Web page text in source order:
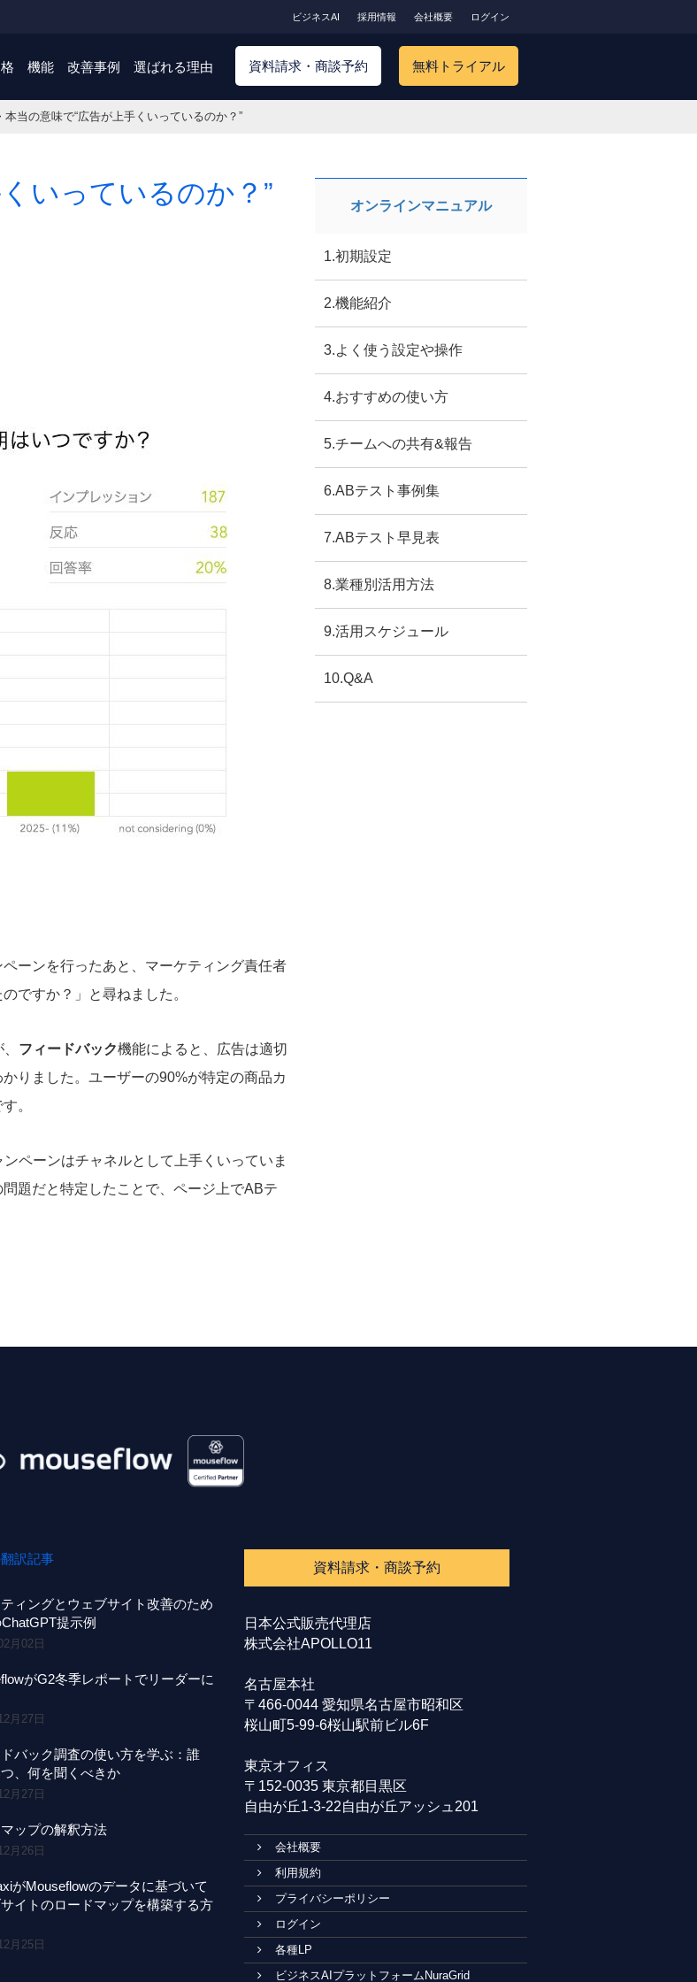
ログイン
会社概要
採用情報
ビジネスAI
無料トライアル
資料請求・商談予約
選ばれる理由
改善事例
機能
本当の意味で“広告が上手くいっているのか？”
いっているのか？”
ーンを行ったあと、マーケティング責任者
ですか？」と尋ねました。
フィードバック機能によると、広告は適切
りました。ユーザーの90%が特定の商品カ
。
ペーンはチャネルとして上手くいっていま
題だと特定したことで、ページ上でABテ
オンラインマニュアル
1.初期設定
2.機能紹介
3.よく使う設定や操作
4.おすすめの使い方
5.チームへの共有&報告
6.ABテスト事例集
7.ABテスト早見表
8.業種別活用方法
9.活用スケジュール
10.Q&A
訳記事
ィングとウェブサイト改善のため
提示例
月02日
がG2冬季レポートでリーダーに
月27日
バック調査の使い方を学ぶ：誰
、何を聞くべきか
月27日
ップの解釈方法
月26日
がMouseflowのデータに基づいて
イトのロードマップを構築する方
月25日
資料請求・商談予約
日本公式販売代理店
株式会社APOLLO11
名古屋本社
〒466-0044 愛知県名古屋市昭和区
桜山町5-99-6桜山駅前ビル6F
東京オフィス
〒152-0035 東京都目黒区
自由が丘1-3-22自由が丘アッシュ201
会社概要
利用規約
プライバシーポリシー
ログイン
各種LP
ビジネスAIプラットフォームNuraGrid